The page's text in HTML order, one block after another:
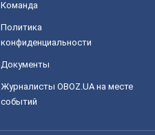
Команда
Политика
конфиденциальности
Документы
Журналисты OBOZ.UA на месте
событий